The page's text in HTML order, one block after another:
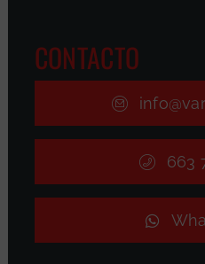
CONTACTO
663